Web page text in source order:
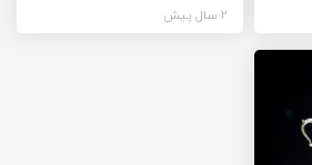
2 سال پیش